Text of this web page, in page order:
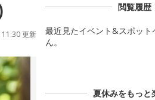
更新
閲覧履歴
最近見たイベント&スポット
ん。
夏休みをもっと